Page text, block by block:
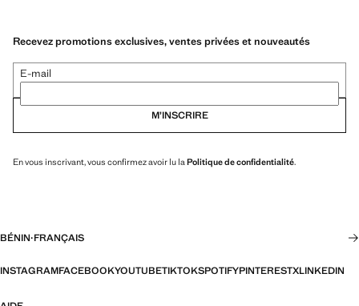
Recevez promotions exclusives, ventes privées et nouveautés
E-mail
M’INSCRIRE
En vous inscrivant, vous confirmez avoir lu la Politique de confidentialité.
BÉNIN·FRANÇAIS
INSTAGRAMFACEBOOKYOUTUBETIKTOKSPOTIFYPINTERESTXLINKEDIN